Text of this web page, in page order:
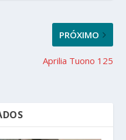
PRÓXIMO
Aprilia Tuono 125